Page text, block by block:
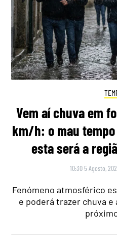
Vem aí chuva em
km/h: o mau
esta será a
10:30 5 Agosto,
Fenómeno atmosférico
e poderá trazer chuva